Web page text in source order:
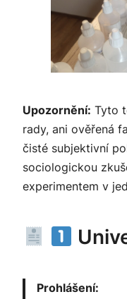
Upozornění: Tyto
rady, ani ověřená
čisté subjektivní
sociologickou
experimentem v
Prohlášení: